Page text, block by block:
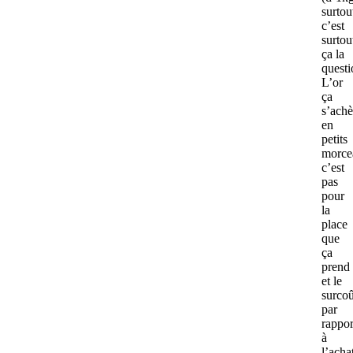
c’est
ça la
L’or
ça
en
petits
c’est
pas
pour
la
place
que
ça
prend
et le
par
à